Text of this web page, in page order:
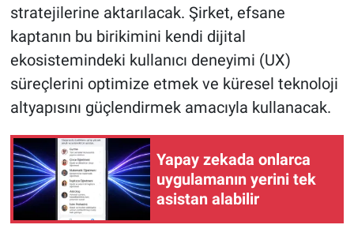
stratejilerine aktarılacak. Şirket, efsane
kaptanın bu birikimini kendi dijital
ekosistemindeki kullanıcı deneyimi (UX)
süreçlerini optimize etmek ve küresel teknoloji
altyapısını güçlendirmek amacıyla kullanacak.
Yapay zekada onlarca
uygulamanın yerini tek
asistan alabilir